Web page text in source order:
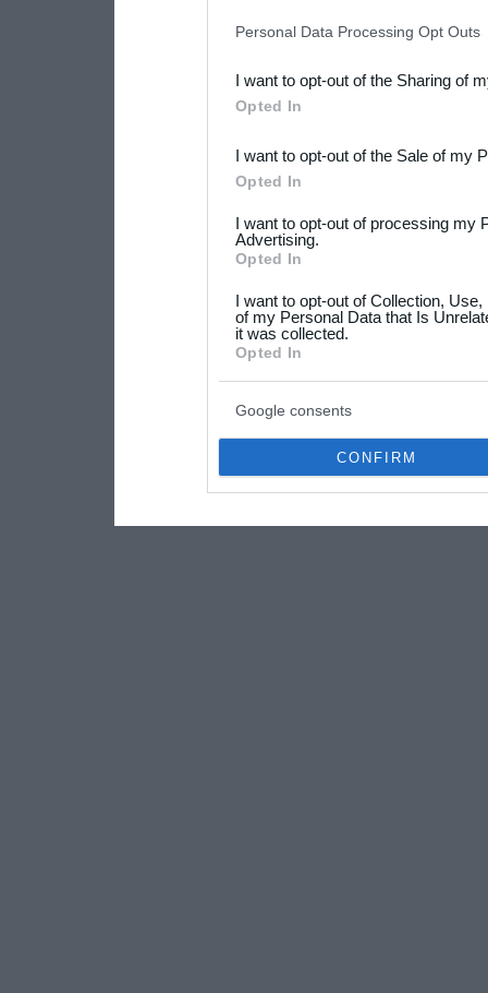
Downstream Participants
third parties.
Please note that this
not limited to your visit or
your data for below
consent section.
Personal Data Processing Opt Outs
I want to opt-out of the Sharing of
Opted In
I want to opt-out of the Sale of my
Opted In
I want to opt-out of processing my
Advertising.
Opted In
I want to opt-out of Collection,
of my Personal Data that Is
it was collected.
Opted In
Google consents
CONFIRM